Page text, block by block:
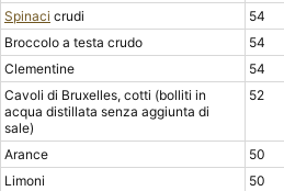
Spinaci crudi
54
Broccolo a testa crudo
54
Clementine
54
Cavoli di Bruxelles, cotti (bolliti in
acqua distillata senza aggiunta di
sale)
52
Arance
50
Limoni
50